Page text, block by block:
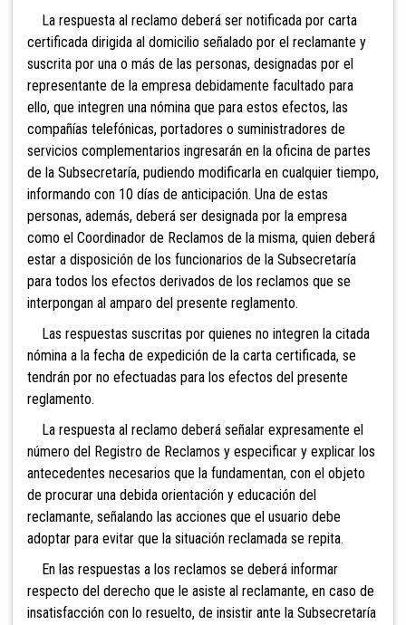
La respuesta al reclamo deberá ser notificada por carta
certificada dirigida al domicilio señalado por el reclamante y
suscrita por una o más de las personas, designadas por el
representante de la empresa debidamente facultado para
ello, que integren una nómina que para estos efectos, las
compañías telefónicas, portadores o suministradores de
servicios complementarios ingresarán en la oficina de partes
de la Subsecretaría, pudiendo modificarla en cualquier tiempo,
informando con 10 días de anticipación. Una de estas
personas, además, deberá ser designada por la empresa
como el Coordinador de Reclamos de la misma, quien deberá
estar a disposición de los funcionarios de la Subsecretaría
para todos los efectos derivados de los reclamos que se
interpongan al amparo del presente reglamento.
Las respuestas suscritas por quienes no integren la citada
nómina a la fecha de expedición de la carta certificada, se
tendrán por no efectuadas para los efectos del presente
reglamento.
La respuesta al reclamo deberá señalar expresamente el
número del Registro de Reclamos y especificar y explicar los
antecedentes necesarios que la fundamentan, con el objeto
de procurar una debida orientación y educación del
reclamante, señalando las acciones que el usuario debe
adoptar para evitar que la situación reclamada se repita.
En las respuestas a los reclamos se deberá informar
respecto del derecho que le asiste al reclamante, en caso de
insatisfacción con lo resuelto, de insistir ante la Subsecretaría